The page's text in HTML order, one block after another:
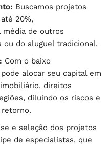
Buscamos projetos
20%,
média de outros
do aluguel tradicional.
Com o baixo
alocar seu capital em
direitos
diluindo os riscos e
retorno.
e seleção dos projetos
de especialistas, que